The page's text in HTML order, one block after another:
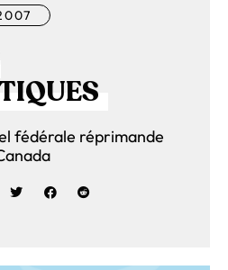
fédérale réprimande